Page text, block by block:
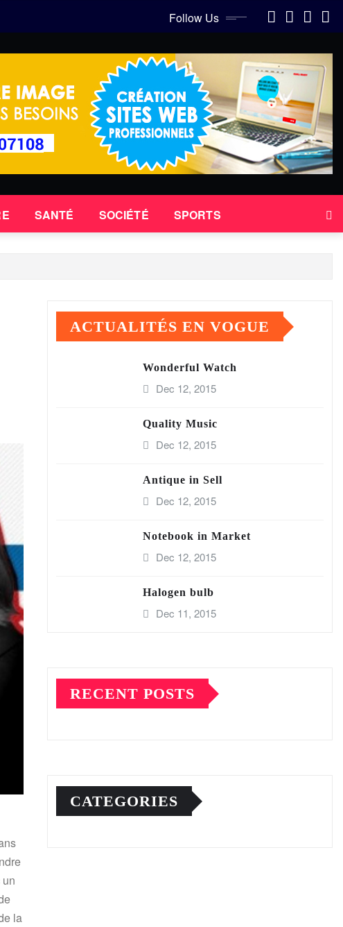
Follow Us
SANTÉ SOCIÉTÉ SPORTS
la
ACTUALITÉS EN VOGUE
Wonderful Watch
Dec 12, 2015
Quality Music
Dec 12, 2015
Antique in Sell
Dec 12, 2015
Notebook in Market
Dec 12, 2015
Halogen bulb
Dec 11, 2015
RECENT POSTS
CATEGORIES